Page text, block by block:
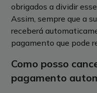
obrigados a dividir
Assim, sempre que a
receberá
pagamento que pode
Como posso
pagamento